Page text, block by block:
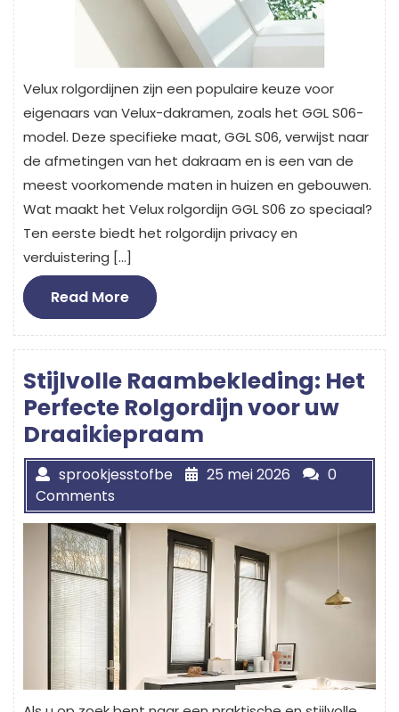
Velux rolgordijnen zijn een populaire keuze voor
eigenaars van Velux-dakramen, zoals het GGL S06-
model. Deze specifieke maat, GGL S06, verwijst naar
de afmetingen van het dakraam en is een van de
meest voorkomende maten in huizen en gebouwen.
Wat maakt het Velux rolgordijn GGL S06 zo speciaal?
Ten eerste biedt het rolgordijn privacy en
verduistering […]
Read MoreRead
More
Stijlvolle Raambekleding: Het
Perfecte Rolgordijn voor uw
Draaikiepraam
sprookjesstofbe 25 mei 2026
0
Comments